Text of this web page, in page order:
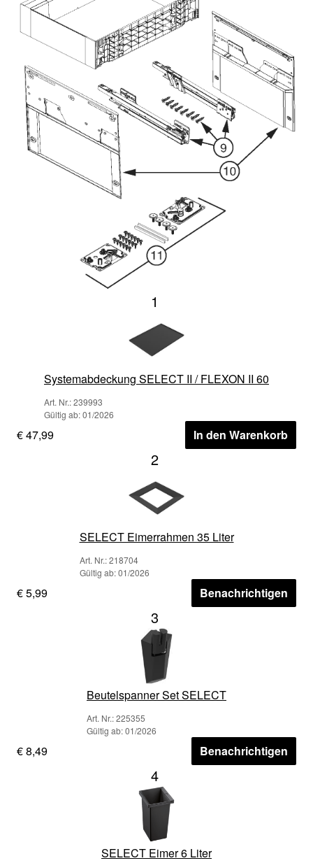
1
Systemabdeckung SELECT II / FLEXON II 60
Art. Nr.: 239993
Gültig ab: 01/2026
€ 47,99 In den Warenkorb
2
SELECT Eimerrahmen 35 Liter
Art. Nr.: 218704
Gültig ab: 01/2026
€ 5,99 Benachrichtigen
3
Beutelspanner Set SELECT
Art. Nr.: 225355
Gültig ab: 01/2026
€ 8,49 Benachrichtigen
4
SELECT Eimer 6 Liter